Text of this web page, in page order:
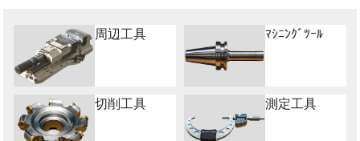
周辺工具 ﾏｼﾆﾝｸﾞﾂｰﾙ
切削工具 測定工具